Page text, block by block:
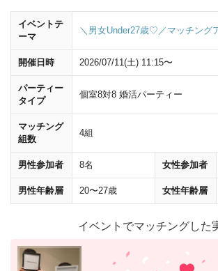
横断歩道は渡らず、ビルの角を左に曲がってくだ
イベントテ
ーマ
＼男女Under27歳♡／マッチング
開催日時 2026/07/11(土) 11:15〜
パーティー
タイプ
個室8対8 婚活パーティー
マッチング
組数
4組
男性参加者 8名 女性参加者
男性年齢層 20〜27歳 女性年齢層
イベントでマッチングした